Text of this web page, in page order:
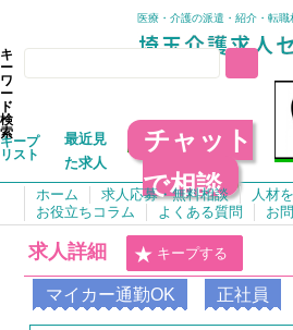
医療・介護の派遣・紹介・転職
キ
ー
ワ
ー
ド
検
索
キープ
リスト
最近見
た求人
チャット
で相談
ホーム 求人応募・無料相談
人材
お役立ちコラム
よくある質問 お
求人詳細 キープする
マイカー通勤OK 正社員